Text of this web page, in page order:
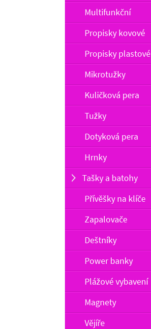
Multifunkční
Propisky kovové
Propisky plastové
Mikrotužky
Kuličková pera
Tužky
Dotyková pera
Hrnky
Tašky a batohy
Přívěšky na klíče
Zapalovače
Deštníky
Power banky
Plážové vybavení
Magnety
Vějíře